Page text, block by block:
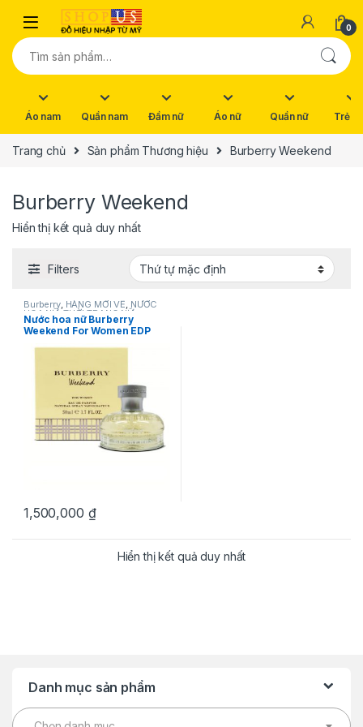
Skip to navigation
Skip to content
0
Tìm kiếm:
Áo nam Quần nam Đầm nữ Áo nữ Quần nữ Trẻ
Trang chủ Sản phẩm Thương hiệu Burberry Weekend
Burberry Weekend
Hiển thị kết quả duy nhất
Filters
Burberry, HÀNG MỚI VỀ, NƯỚC
HOA NỮ, THỜI TRANG NỮ
Nước hoa nữ Burberry
Weekend For Women EDP
1,500,000 ₫
Hiển thị kết quả duy nhất
Danh mục sản phẩm